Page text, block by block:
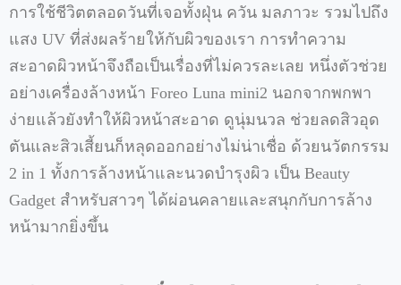
การใช้ชีวิตตลอดวันที่เจอทั้งฝุ่น ควัน มลภาวะ รวมไปถึง
แสง UV ที่ส่งผลร้ายให้กับผิวของเรา การทำความ
สะอาดผิวหน้าจึงถือเป็นเรื่องที่ไม่ควรละเลย หนึ่งตัวช่วย
อย่างเครื่องล้างหน้า Foreo Luna mini2 นอกจากพกพา
ง่ายแล้วยังทำให้ผิวหน้าสะอาด ดูนุ่มนวล ช่วยลดสิวอุด
ตันและสิวเสี้ยนก็หลุดออกอย่างไม่น่าเชื่อ ด้วยนวัตกรรม
2 in 1 ทั้งการล้างหน้าและนวดบำรุงผิว เป็น Beauty
Gadget สำหรับสาวๆ ได้ผ่อนคลายและสนุกกับการล้าง
หน้ามากยิ่งขึ้น